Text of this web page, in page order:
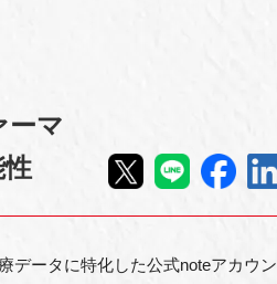
ーマ
データに特化した公式noteアカウン